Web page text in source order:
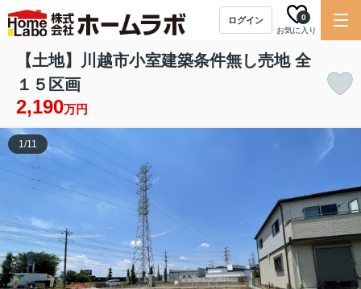
ログイン
お気に入り
0
【土地】川越市小室建築条件無し売地 全
１５区画
2,190万円
1/11